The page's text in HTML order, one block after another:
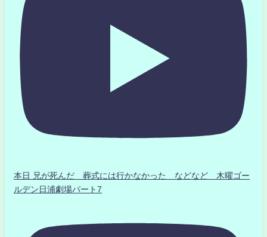
本日 兄が死んだ 葬式には行かなかった などなど 木曜ゴー
ルデン日浦劇場パート7